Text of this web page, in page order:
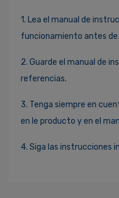
1. Lea el manual de
funcionamiento antes
2. Guarde el manual de
referencias.
3. Tenga siempre en
en le producto y en el
4. Siga las instrucciones